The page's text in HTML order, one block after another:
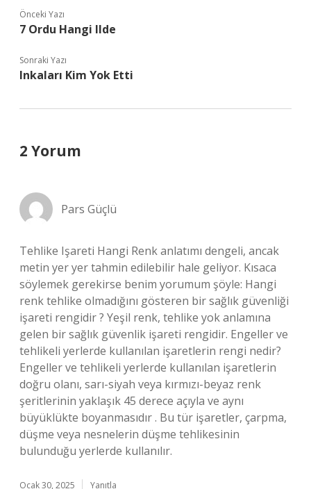
Önceki Yazı
7 Ordu Hangi Ilde
Sonraki Yazı
Inkaları Kim Yok Etti
2 Yorum
Pars Güçlü
Tehlike Işareti Hangi Renk anlatımı dengeli, ancak
metin yer yer tahmin edilebilir hale geliyor. Kısaca
söylemek gerekirse benim yorumum şöyle: Hangi
renk tehlike olmadığını gösteren bir sağlık güvenliği
işareti rengidir ? Yeşil renk, tehlike yok anlamına
gelen bir sağlık güvenlik işareti rengidir. Engeller ve
tehlikeli yerlerde kullanılan işaretlerin rengi nedir?
Engeller ve tehlikeli yerlerde kullanılan işaretlerin
doğru olanı, sarı-siyah veya kırmızı-beyaz renk
şeritlerinin yaklaşık 45 derece açıyla ve aynı
büyüklükte boyanmasıdır . Bu tür işaretler, çarpma,
düşme veya nesnelerin düşme tehlikesinin
bulunduğu yerlerde kullanılır.
Ocak 30, 2025 Yanıtla